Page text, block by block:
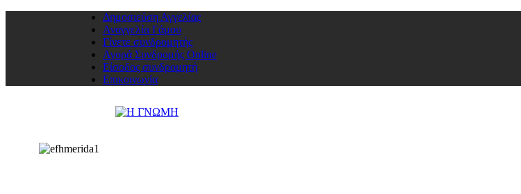
Δημοσιεύση Αγγελίας
Αναγγελία Γάμου
Γίνετε συνδρομητής
Αγορά Συνδρομής Online
Είσοδος συνδρομητή
Επικοινωνία